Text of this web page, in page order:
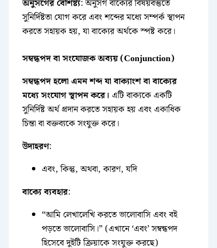
অনুসর্গের বৈশিষ্ট্য: অনুসর্গ বাক্যের বিষয়বস্তুতে
সুনির্দিষ্টতা যোগ করে এবং শব্দের মধ্যে সম্পর্ক স্থাপন
করতে সহায়ক হয়, যা বাক্যের অর্থকে স্পষ্ট করে।
সম্বন্ধপদ বা সংযোজক অব্যয় (Conjunction)
সম্বন্ধপদ হলো এমন শব্দ যা বাক্যাংশ বা বাক্যের
মধ্যে সংযোগ স্থাপন করে। এটি বাক্যকে একটি
সুনির্দিষ্ট অর্থ প্রদান করতে সহায়ক হয় এবং একাধিক
চিন্তা বা বক্তব্যকে সংযুক্ত করে।
উদাহরণ:
এবং, কিন্তু, অথবা, কারণ, যদি
বাক্যে ব্যবহার:
“আমি লেখালেখি করতে ভালোবাসি এবং বই
পড়তে ভালোবাসি।” (এখানে ‘এবং’ সম্বন্ধপদ
হিসেবে দুইটি ক্রিয়াকে সংযুক্ত করছে)